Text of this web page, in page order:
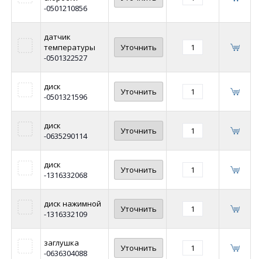
-0501210856
датчик
температуры
-0501322527
Уточнить
диск
-0501321596
Уточнить
диск
-0635290114
Уточнить
диск
-1316332068
Уточнить
диск нажимной
-1316332109
Уточнить
заглушка
-0636304088
Уточнить